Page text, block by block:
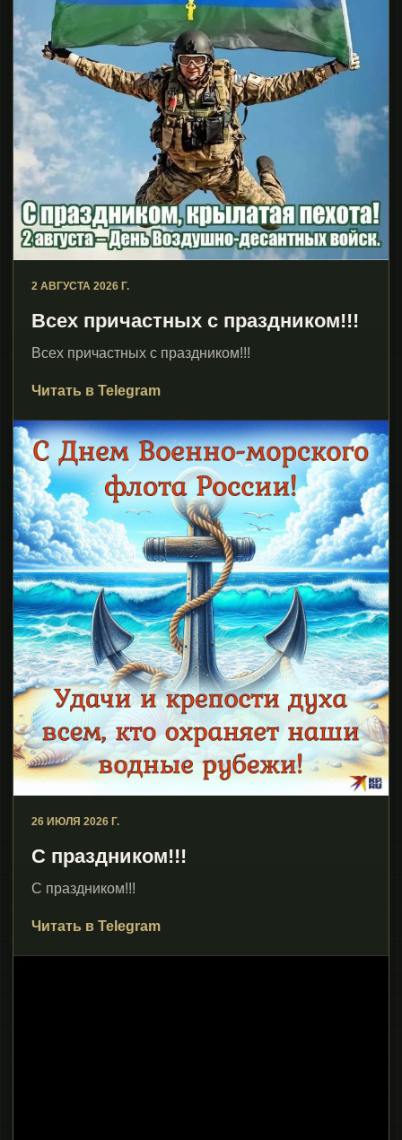
2 АВГУСТА 2026 Г.
Всех причастных с праздником!!!
Всех причастных с праздником!!!
Читать в Telegram
26 ИЮЛЯ 2026 Г.
С праздником!!!
С праздником!!!
Читать в Telegram